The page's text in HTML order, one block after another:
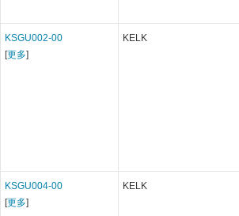
KSGU002-00
[更多]
KELK
KSGU004-00
[更多]
KELK